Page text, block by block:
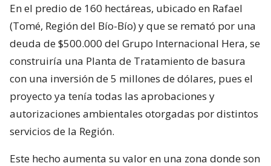
En el predio de 160 hectáreas, ubicado en Rafael
(Tomé, Región del Bío-Bío) y que se remató por una
deuda de $500.000 del Grupo Internacional Hera, se
construiría una Planta de Tratamiento de basura
con una inversión de 5 millones de dólares, pues el
proyecto ya tenía todas las aprobaciones y
autorizaciones ambientales otorgadas por distintos
servicios de la Región.
Este hecho aumenta su valor en una zona donde son